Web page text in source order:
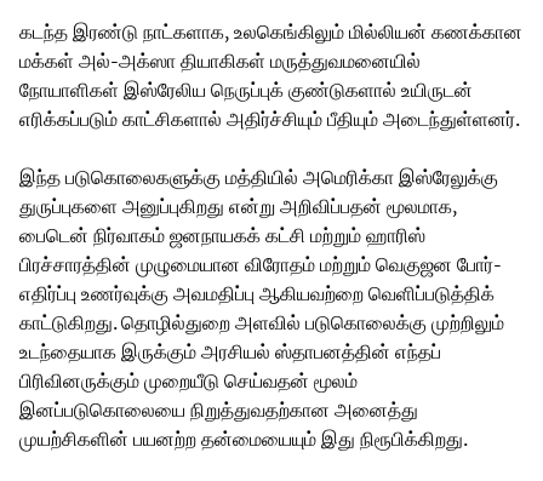
கடந்த இரண்டு நாட்களாக, உலகெங்கிலும் மில்லியன் கணக்கான
மக்கள் அல்-அக்ஸா தியாகிகள் மருத்துவமனையில்
நோயாளிகள் இஸ்ரேலிய நெருப்புக் குண்டுகளால் உயிருடன்
எரிக்கப்படும் காட்சிகளால் அதிர்ச்சியும் பீதியும் அடைந்துள்ளனர்.
இந்த படுகொலைகளுக்கு மத்தியில் அமெரிக்கா இஸ்ரேலுக்கு
துருப்புகளை அனுப்புகிறது என்று அறிவிப்பதன் மூலமாக,
பைடென் நிர்வாகம் ஜனநாயகக் கட்சி மற்றும் ஹாரிஸ்
பிரச்சாரத்தின் முழுமையான விரோதம் மற்றும் வெகுஜன போர்-
எதிர்ப்பு உணர்வுக்கு அவமதிப்பு ஆகியவற்றை வெளிப்படுத்திக்
காட்டுகிறது. தொழில்துறை அளவில் படுகொலைக்கு முற்றிலும்
உடந்தையாக இருக்கும் அரசியல் ஸ்தாபனத்தின் எந்தப்
பிரிவினருக்கும் முறையீடு செய்வதன் மூலம்
இனப்படுகொலையை நிறுத்துவதற்கான அனைத்து
முயற்சிகளின் பயனற்ற தன்மையையும் இது நிரூபிக்கிறது.